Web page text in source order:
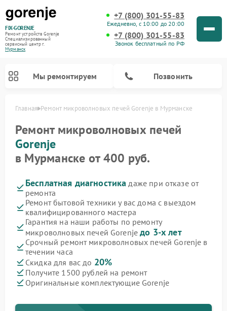
FIX-GORENJE
Ремонт устройств Gorenje
Специализированный
cервисный центр г.
Мурманск
+7 (800) 301-55-83
Ежедневно, с 10:00 до 20:00
+7 (800) 301-55-83
Звонок бесплатный по РФ
Мы ремонтируем Позвонить
Главная Ремонт микроволновых печей Gorenje в Мурманске
Ремонт микроволновых печей
Gorenje
в Мурманске от 400 руб.
Бесплатная диагностика даже при отказе от
ремонта
Ремонт бытовой техники у вас дома с выездом
квалифицированного мастера
Гарантия на наши работы по ремонту
микроволновых печей Gorenjeдо 3-х лет
Срочный ремонт микроволновых печей Gorenje в
течении часа
Скидка для вас до 20%
Получите 1500 рублей на ремонт
Оригинальные комплектующие Gorenje